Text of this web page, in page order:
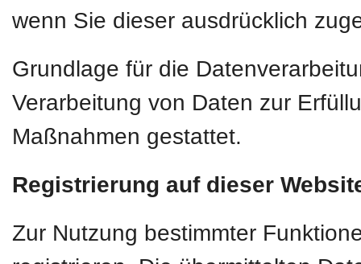
wenn Sie dieser ausdrücklich
Grundlage für die
Verarbeitung von Daten zur
Maßnahmen gestattet.
Registrierung auf dieser
Zur Nutzung bestimmter